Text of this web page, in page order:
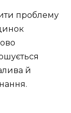
проблему
й